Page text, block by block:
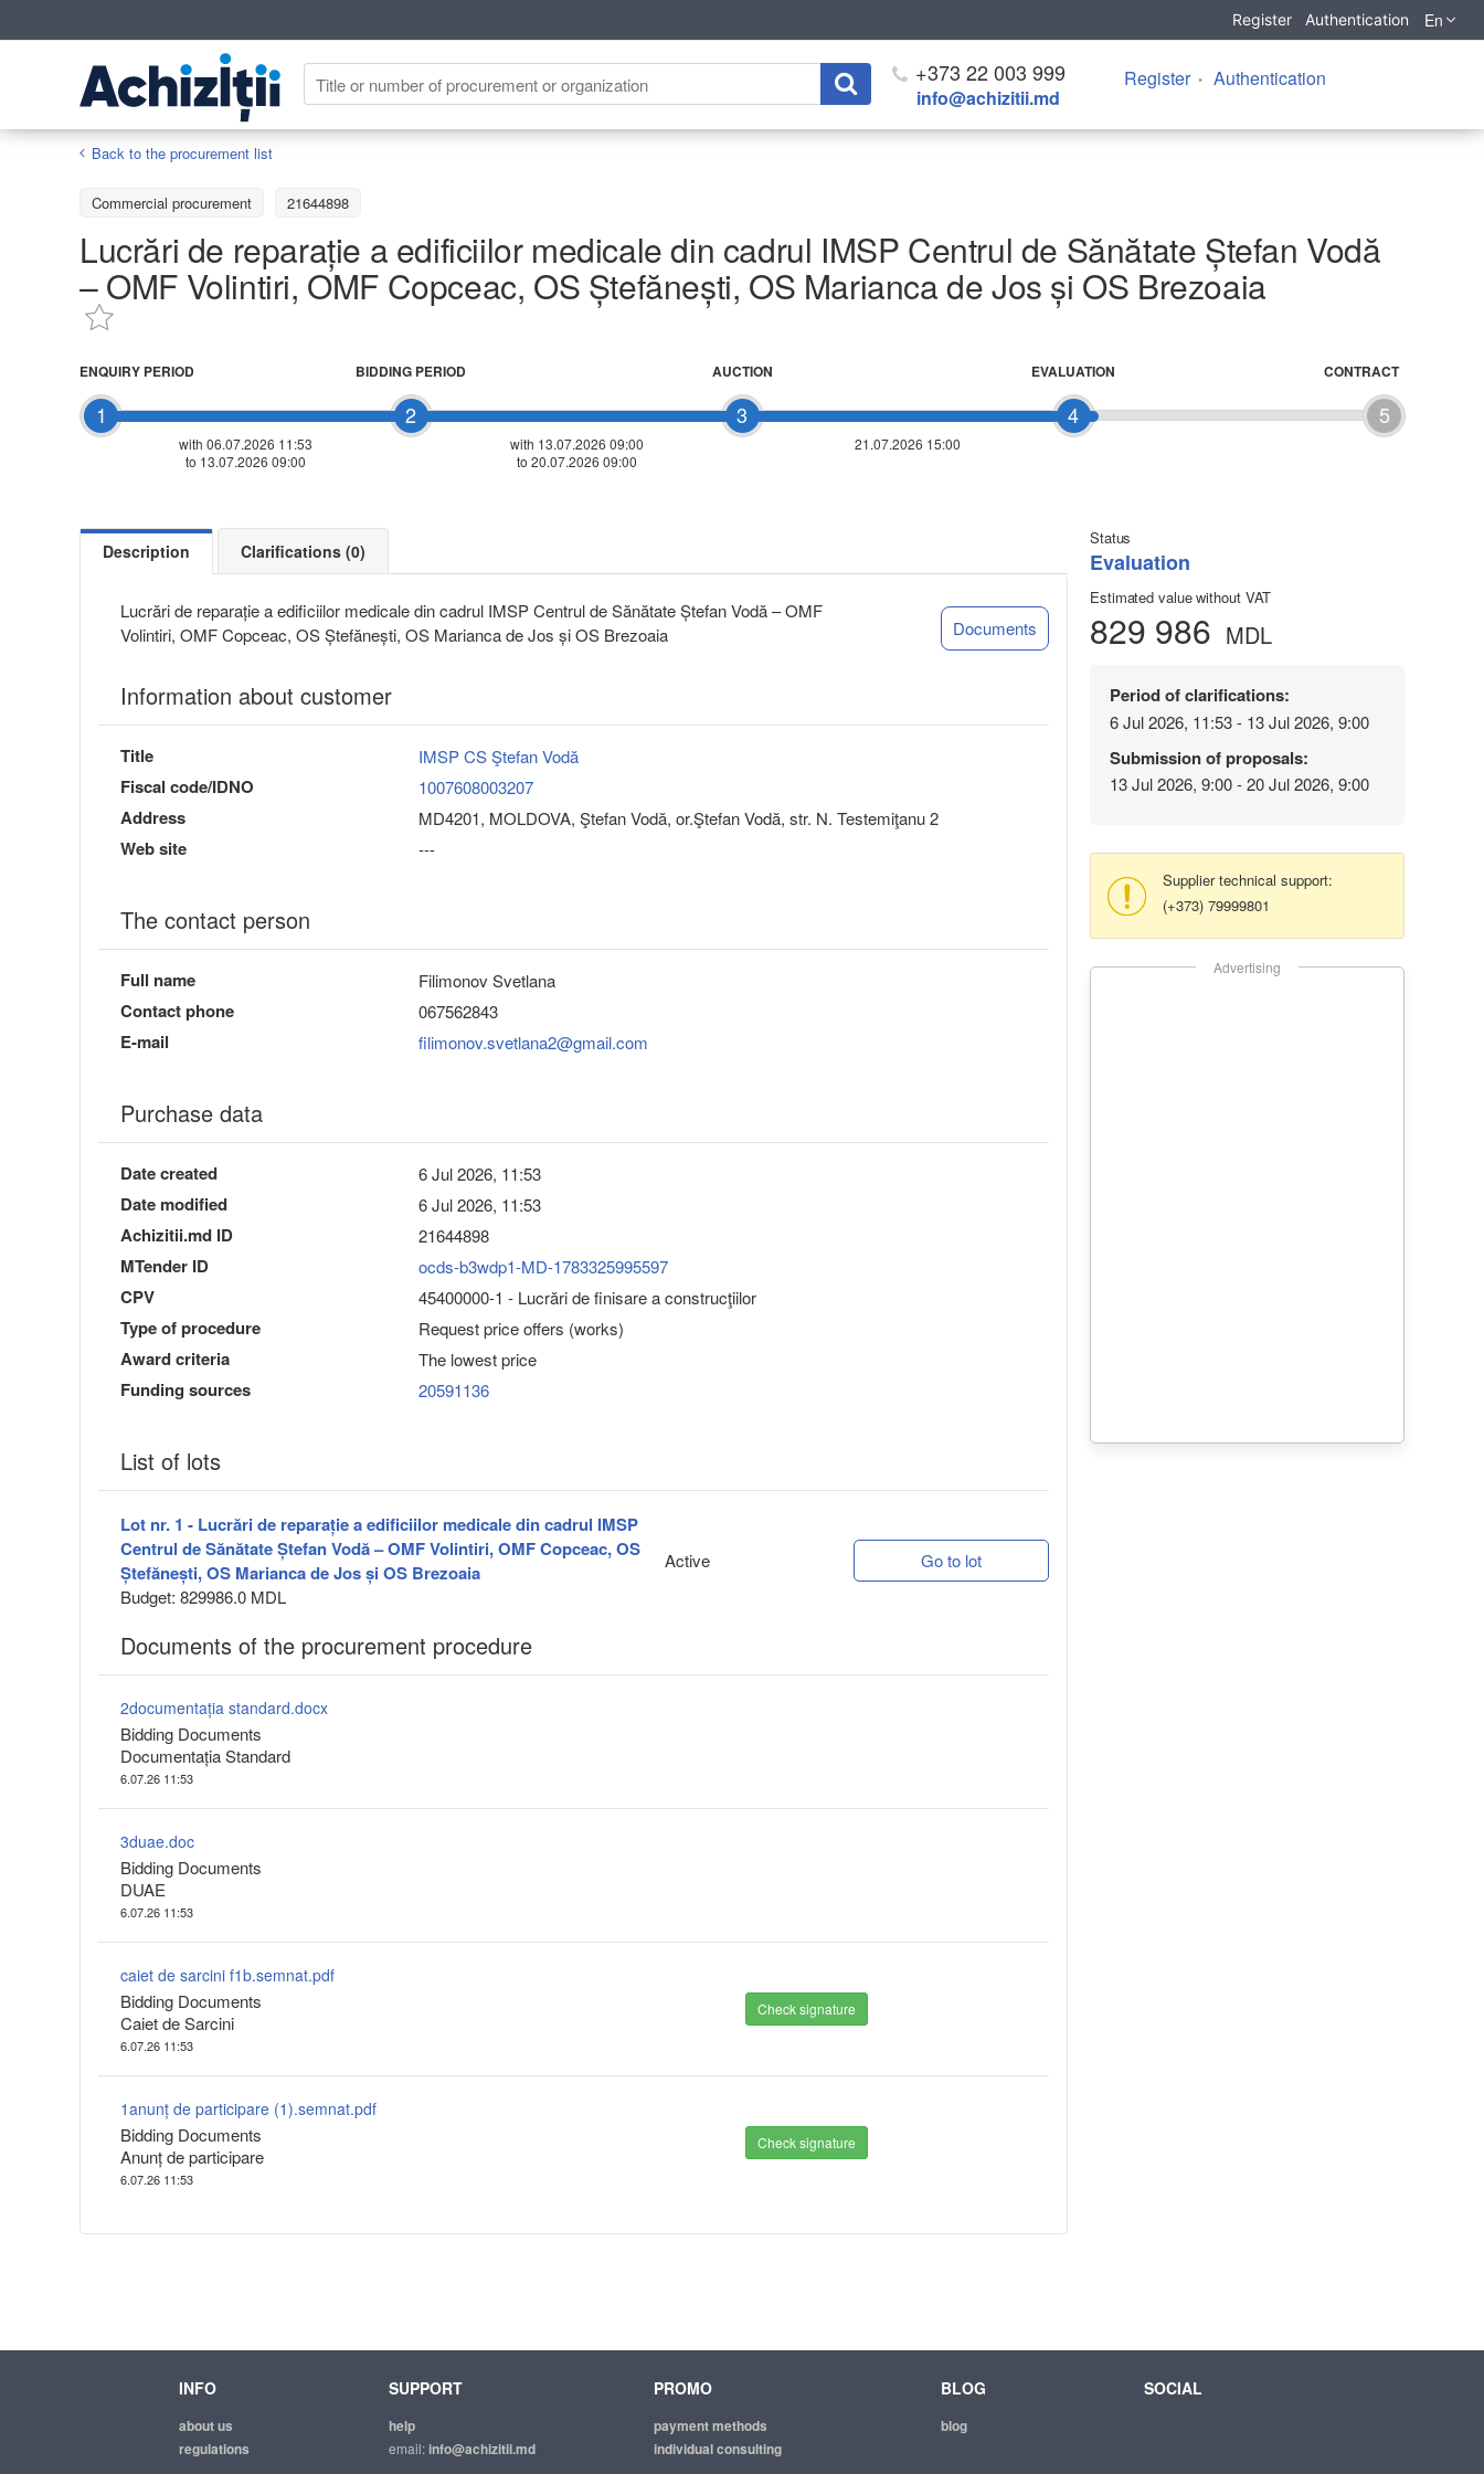
Register Authentication En
+373 22 003 999
info@achizitii.md
Register Authentication
Back to the procurement list
Commercial procurement 21644898
Lucrări de reparație a edificiilor medicale din cadrul IMSP Centrul de Sănătate Ștefan Vodă
– OMF Volintiri, OMF Copceac, OS Ștefănești, OS Marianca de Jos și OS Brezoaia
1
ENQUIRY PERIOD
with 06.07.2026 11:53
to 13.07.2026 09:00
2
BIDDING PERIOD
with 13.07.2026 09:00
to 20.07.2026 09:00
3
AUCTION
21.07.2026 15:00
4
EVALUATION
5
CONTRACT
Status
Evaluation
Estimated value without VAT
829 986 MDL
Period of clarifications:
6 Jul 2026, 11:53 - 13 Jul 2026, 9:00
Submission of proposals:
13 Jul 2026, 9:00 - 20 Jul 2026, 9:00
Supplier technical support:
(+373) 79999801
Advertising
Description Clarifications (0)
Lucrări de reparație a edificiilor medicale din cadrul IMSP Centrul de Sănătate Ștefan Vodă – OMF
Volintiri, OMF Copceac, OS Ștefănești, OS Marianca de Jos și OS Brezoaia
Documents
Information about customer
Title IMSP CS Ştefan Vodă
Fiscal code/IDNO 1007608003207
Address MD4201, MOLDOVA, Ştefan Vodă, or.Ştefan Vodă, str. N. Testemiţanu 2
Web site ---
The contact person
Full name Filimonov Svetlana
Contact phone 067562843
E-mail filimonov.svetlana2@gmail.com
Purchase data
Date created 6 Jul 2026, 11:53
Date modified 6 Jul 2026, 11:53
Achizitii.md ID 21644898
MTender ID ocds-b3wdp1-MD-1783325995597
CPV 45400000-1 - Lucrări de finisare a construcţiilor
Type of procedure Request price offers (works)
Award criteria The lowest price
Funding sources 20591136
List of lots
Lot nr. 1 - Lucrări de reparație a edificiilor medicale din cadrul IMSP
Centrul de Sănătate Ștefan Vodă – OMF Volintiri, OMF Copceac, OS
Ștefănești, OS Marianca de Jos și OS Brezoaia
Budget: 829986.0 MDL
Active Go to lot
Documents of the procurement procedure
2documentația standard.docx
Bidding Documents
Documentația Standard
6.07.26 11:53
3duae.doc
Bidding Documents
DUAE
6.07.26 11:53
caiet de sarcini f1b.semnat.pdf
Bidding Documents
Caiet de Sarcini
6.07.26 11:53
Check signature
1anunț de participare (1).semnat.pdf
Bidding Documents
Anunț de participare
6.07.26 11:53
Check signature
INFO
about us
regulations
SUPPORT
help
email:info@achizitii.md
PROMO
payment methods
individual consulting
BLOG
blog
SOCIAL